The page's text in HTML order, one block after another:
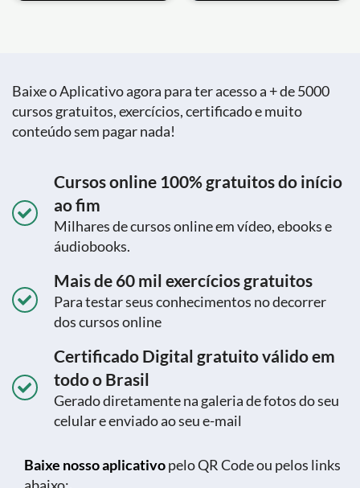
Baixe o Aplicativo agora para ter acesso a + de 5000
cursos gratuitos, exercícios, certificado e muito
conteúdo sem pagar nada!
Cursos online 100% gratuitos do início
ao fim
Milhares de cursos online em vídeo, ebooks e
áudiobooks.
Mais de 60 mil exercícios gratuitos
Para testar seus conhecimentos no decorrer
dos cursos online
Certificado Digital gratuito válido em
todo o Brasil
Gerado diretamente na galeria de fotos do seu
celular e enviado ao seu e-mail
Baixe nosso aplicativopelo QR Code ou pelos links
abaixo:.